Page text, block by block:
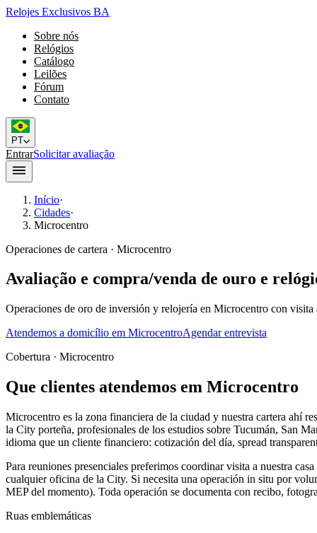
Relojes Exclusivos BA
Sobre nós
Relógios
Catálogo
Leilões
Fórum
Contato
PT
EntrarSolicitar avaliação
Início·
Cidades·
Microcentro
Operaciones de cartera · Microcentro
Avaliação e compra/venda de ouro e
Operaciones de oro de inversión y relojería en Microcentro con
Atendemos a domicílio em MicrocentroAgendar entrevista
Cobertura · Microcentro
Que clientes atendemos em Microcentro
Microcentro es la zona financiera de la ciudad y nuestra cartera ahí
la City porteña, profesionales de los estudios sobre Tucumán, San
idioma que un cliente financiero: cotización del día, spread
Para reuniones presenciales preferimos coordinar visita a nuestra
cualquier oficina de la City. Si necesita una operación in situ por
MEP del momento). Toda operación se documenta con recibo,
Ruas emblemáticas